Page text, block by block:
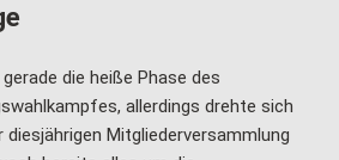
die heiße Phase des
allerdings drehte sich
diesjährigen Mitgliederversammlung